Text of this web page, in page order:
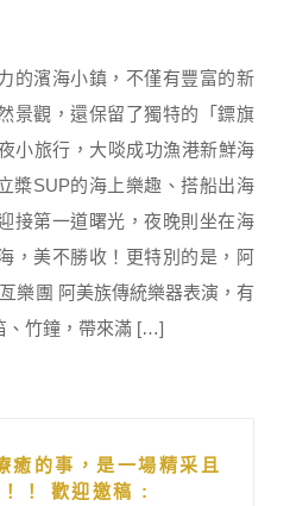
的濱海小鎮，不僅有豐富的新
景觀，還保留了獨特的「鏢旗
小旅行，大啖成功漁港新鮮海
槳SUP的海上樂趣、搭船出海
接第一道曙光，夜晚則坐在海
，美不勝收！更特別的是，阿
樂團 阿美族傳統樂器表演，有
、竹鐘，帶來滿 […]
癒的事，是一場精采且
！ 歡迎邀稿 :